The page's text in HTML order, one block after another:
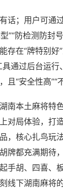
话；用户可通
”“防检测防封
存在“牌特别好
具通过后台运行
“安全性高”“
南本土麻将特
对局体验，打
，核心扎鸟玩
牌都充满期待
手胡、四喜、
线下湖南麻将